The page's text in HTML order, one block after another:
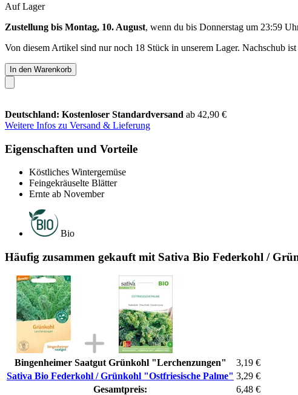
Auf Lager
Zustellung bis Montag, 10. August, wenn du bis Donnerstag um 23:59
Von diesem Artikel sind nur noch 18 Stück in unserem Lager. Nachschub
In den Warenkorb
Deutschland: Kostenloser Standardversand ab 42,90 €
Weitere Infos zu Versand & Lieferung
Eigenschaften und Vorteile
Köstliches Wintergemüse
Feingekräuselte Blätter
Ernte ab November
Bio
Häufig zusammen gekauft mit Sativa Bio Federkohl /
Bingenheimer Saatgut Grünkohl "Lerchenzungen"
3,19 €
Sativa Bio Federkohl / Grünkohl "Ostfriesische Palme" 3,29 €
Gesamtpreis:
6,48 €